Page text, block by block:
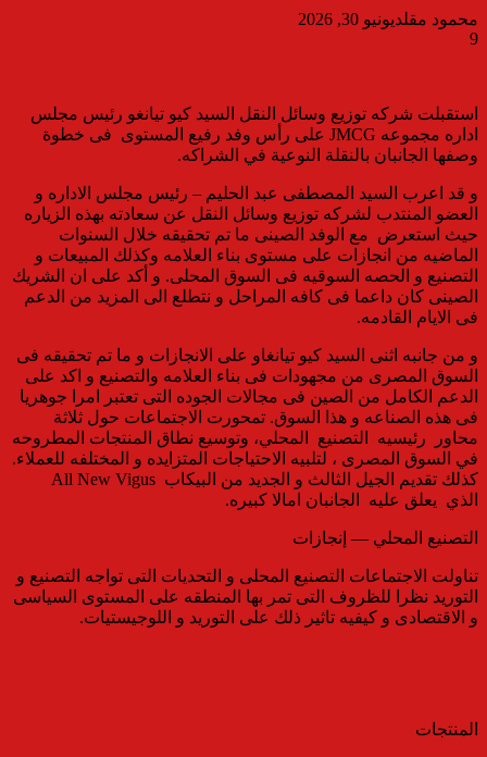
محمود مقلديونيو 30, 2026
9
استقبلت شركه توزيع وسائل النقل السيد كيو تيانغو رئيس مجلس
اداره مجموعه JMCG على رأس وفد رفيع المستوى فى خطوة
وصفها الجانبان بالنقلة النوعية في الشراكه.
و قد اعرب السيد المصطفى عبد الحليم – رئيس مجلس الاداره و
العضو المنتدب لشركه توزيع وسائل النقل عن سعادته بهذه الزياره
حيث استعرض مع الوفد الصينى ما تم تحقيقه خلال السنوات
الماضيه من انجازات على مستوى بناء العلامه وكذلك المبيعات و
التصنيع و الحصه السوقيه فى السوق المحلى. و أكد على ان الشريك
الصينى كان داعما فى كافه المراحل و نتطلع الى المزيد من الدعم
فى الايام القادمه.
و من جانبه اثنى السيد كيو تيانغاو على الانجازات و ما تم تحقيقه فى
السوق المصرى من مجهودات فى بناء العلامه والتصنيع و اكد على
الدعم الكامل من الصين فى مجالات الجوده التى تعتبر امرا جوهريا
فى هذه الصناعه و هذا السوق. تمحورت الاجتماعات حول ثلاثة
محاور رئيسيه التصنيع المحلي، وتوسيع نطاق المنتجات المطروحه
في السوق المصرى ، لتلبيه الاحتياجات المتزايده و المختلفه للعملاء.
الذي يعلق عليه الجانبان امالا كبيره.
التصنيع المحلي — إنجازات
تناولت الاجتماعات التصنيع المحلى و التحديات التى تواجه التصنيع و
التوريد نظرا للظروف التى تمر بها المنطقه على المستوى السياسى
و الاقتصادى و كيفيه تاثير ذلك على التوريد و اللوجيستيات.
المنتجات